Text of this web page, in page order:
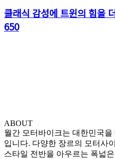
클래식 감성에 트윈의 힘을
650
ABOUT
월간 모터바이크는 대한민국
입니다. 다양한 장르의 모터사
스타일 전반을 아우르는 폭넓